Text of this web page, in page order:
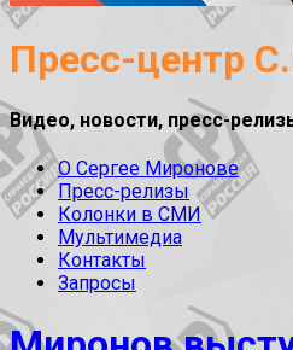
Пресс-центр
Видео, новости, пресс-
О Сергее Миронове
Пресс-релизы
Колонки в СМИ
Мультимедиа
Контакты
Запросы